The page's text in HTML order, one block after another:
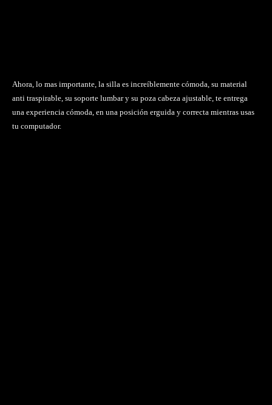
Ahora, lo mas importante, la silla es increíblemente cómoda, su material
anti traspirable, su soporte lumbar y su poza cabeza ajustable, te entrega
una experiencia cómoda, en una posición erguida y correcta mientras usas
tu computador.